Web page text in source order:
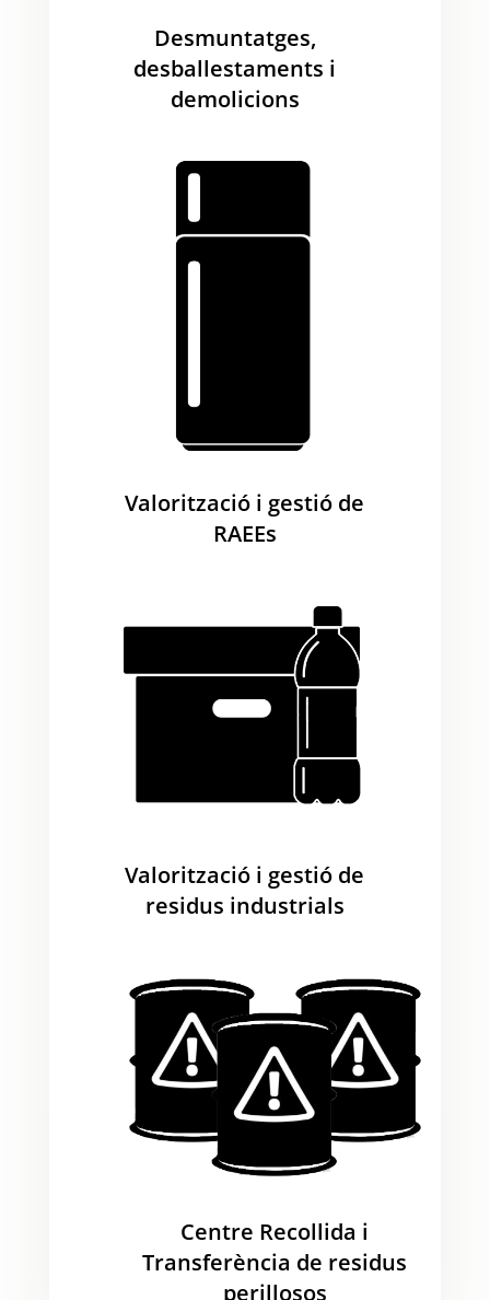
Desmuntatges,
desballestaments i
demolicions
Valorització i gestió de
RAEEs
Valorització i gestió de
residus industrials
Centre Recollida i
Transferència de residus
perillosos